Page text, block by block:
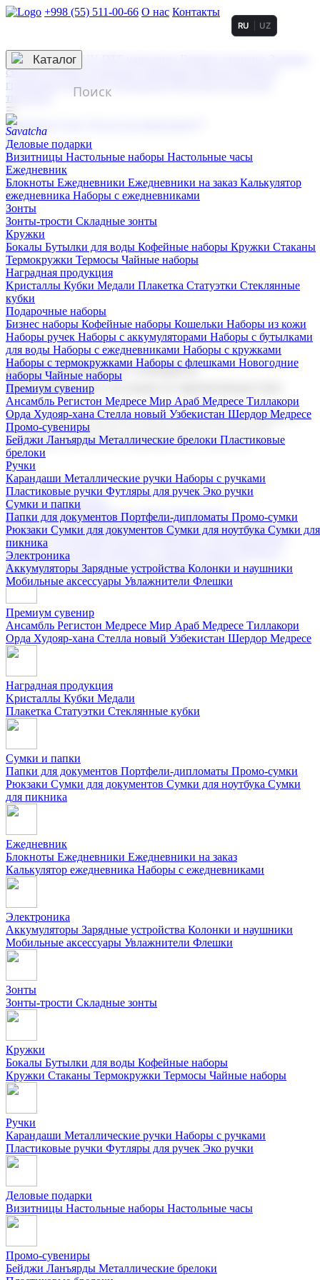
+998 (55) 511-00-66 О нас Контакты
3D гравировка
смолой (Doming)
гравировка твердая
тиснение
RU UZ
☰
Контакты
Каталог
Деловые подарки
Визитницы Настольные наборы Настольные часы
Ежедневник
Блокноты Ежедневники Ежедневники на заказ Калькулятор
ежедневника Наборы с ежедневниками
Зонты
Зонты-трости Складные зонты
Кружки
Бокалы Бутылки для воды Кофейные наборы Кружки Стаканы
Термокружки Термосы Чайные наборы
Наградная продукция
Kристаллы Кубки Медали Плакетка Статуэтки Стеклянные
кубки
Подарочные наборы
Бизнес наборы Кофейные наборы Кошельки Наборы из кожи
Наборы ручек Наборы с аккумуляторами Наборы с бутылками
для воды Наборы с ежедневниками Наборы с кружками
Наборы с термокружками Наборы с флешками Новогодние
наборы Чайные наборы
Премиум сувенир
Ансамбль Регистон Медресе Мир Араб Медресе Тиллакори
Орда Худояр-хана Стелла новый Узбекистан Шердор Медресе
Промо-сувениры
Бейджи Ланъярды Металлические брелоки Пластиковые
брелоки
Ручки
Карандаши Металлические ручки Наборы с ручками
Пластиковые ручки Футляры для ручек Эко ручки
Сумки и папки
Папки для документов Портфели-дипломаты Промо-сумки
Рюкзаки Сумки для документов Сумки для ноутбука Сумки для
пикника
Электроника
Аккумуляторы Зарядные устройства Колонки и наушники
Мобильные аксессуары Увлажнители Флешки
Корпоративные подарки
Поставка со склада и производство
Мы предлагаем широкий выбор корпоративных подарков и
сувениров с логотипом. В нашем каталоге вы найдете
продукцию для бизнеса, мероприятия и клиентов.
Подарочные наборы
Бизнес наборыКофейные наборы Кошельки
Наборы из кожиНаборы ручекНаборы с аккумуляторами
Наборы с бутылками для воды
Наборы с ежедневниками
Наборы с кружками
флешкамиНовогодние наборыЧайные наборы
Премиум сувенир
Ансамбль Регистон Медресе Мир Араб Медресе Тиллакори
Орда Худояр-хана Стелла новый Узбекистан Шердор Медресе
Наградная продукция
Kристаллы Кубки Медали
Плакетка Статуэтки Стеклянные кубки
Сумки и папки
Папки для документов Портфели-дипломаты Промо-сумки
Рюкзаки Сумки для документов Сумки для ноутбука Сумки
для пикника
Ежедневник
Блокноты Ежедневники Ежедневники на заказ
Калькулятор ежедневника Наборы с ежедневниками
Электроника
Аккумуляторы Зарядные устройства Колонки и наушники
Мобильные аксессуары Увлажнители Флешки
Зонты
Зонты-трости Складные зонты
Кружки
Бокалы Бутылки для воды Кофейные наборы
Кружки Стаканы Термокружки Термосы Чайные наборы
Ручки
Карандаши Металлические ручки Наборы с ручками
Пластиковые ручки Футляры для ручек Эко ручки
Деловые подарки
Визитницы Настольные наборы Настольные часы
Промо-сувениры
Бейджи Ланъярды Металлические брелоки